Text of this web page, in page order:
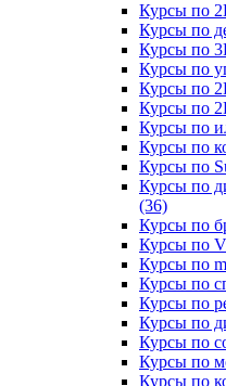
Курсы по
Курсы по
Курсы по
Курсы по
Курсы по
Курсы по
Курсы по
Курсы по
Курсы по
Курсы по
(36)
Курсы по
Курсы по
Курсы по
Курсы по
Курсы по
Курсы по
Курсы по
Курсы по
Курсы по